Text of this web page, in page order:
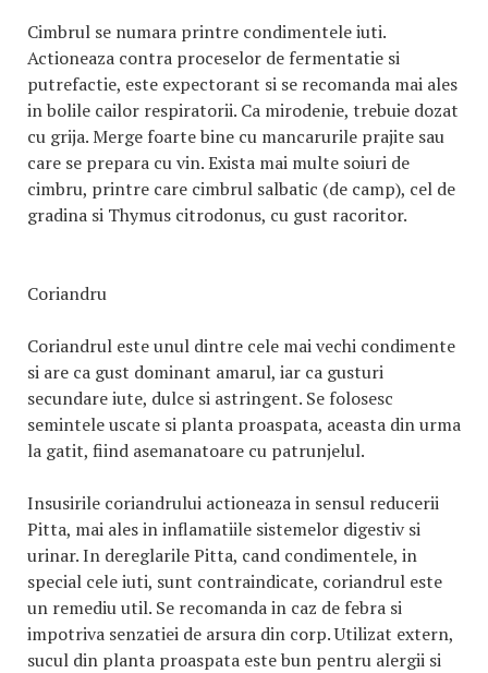
Cimbrul se numara printre condimentele iuti.
Actioneaza contra proceselor de fermentatie si
putrefactie, este expectorant si se recomanda mai ales
in bolile cailor respiratorii. Ca mirodenie, trebuie dozat
cu grija. Merge foarte bine cu mancarurile prajite sau
care se prepara cu vin. Exista mai multe soiuri de
cimbru, printre care cimbrul salbatic (de camp), cel de
gradina si Thymus citrodonus, cu gust racoritor.
Coriandru
Coriandrul este unul dintre cele mai vechi condimente
si are ca gust dominant amarul, iar ca gusturi
secundare iute, dulce si astringent. Se folosesc
semintele uscate si planta proaspata, aceasta din urma
la gatit, fiind asemanatoare cu patrunjelul.
Insusirile coriandrului actioneaza in sensul reducerii
Pitta, mai ales in inflamatiile sistemelor digestiv si
urinar. In dereglarile Pitta, cand condimentele, in
special cele iuti, sunt contraindicate, coriandrul este
un remediu util. Se recomanda in caz de febra si
impotriva senzatiei de arsura din corp. Utilizat extern,
sucul din planta proaspata este bun pentru alergii si